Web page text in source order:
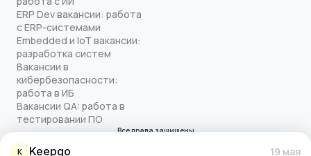
K Keepgo 19 мая
ERP Dev вакансии: работа
с ERP-системами
Embedded и IoT вакансии:
разработка систем
Вакансии в
кибербезопасности:
работа в ИБ
Вакансии QA: работа в
тестировании ПО
Все права защищены